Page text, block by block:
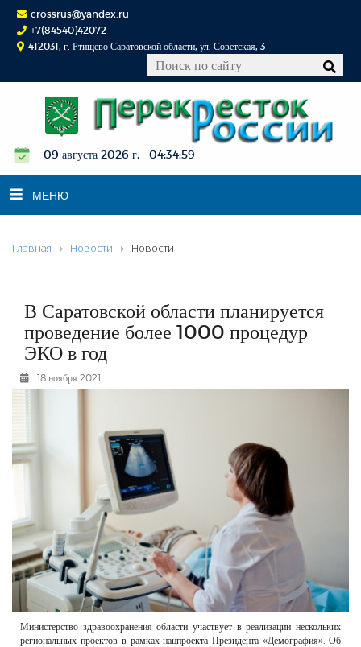
crossrus@yandex.ru
+7(84540)42072
412031, г. Ртищево Саратовской области, ул. Советская, 3
09 августа 2026 г. 04:35:00
МЕНЮ
НОВОСТИ
К СВЕДЕНИЮ
КОНКУРСЫ
ФОТОРЕПОРТАЖИ
РЕКЛАМОДАТЕЛЯМ
Главная Новости Новости
В Саратовской области планируется
проведение более 1000 процедур
ЭКО в год
18 ноября 2021
Министерство здравоохранения области участвует в реализации нескольких
региональных проектов в рамках нацпроекта Президента «Демография». Об